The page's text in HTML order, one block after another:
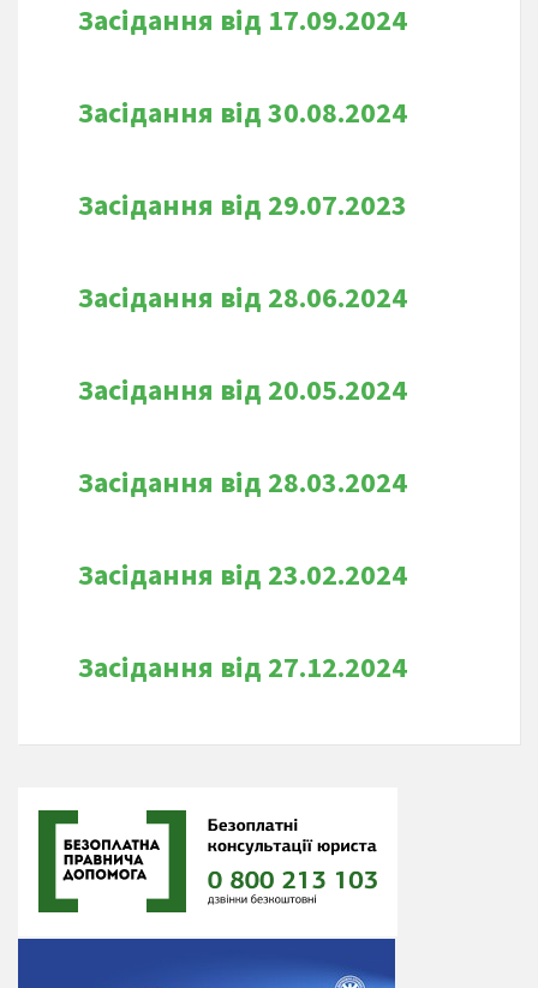
Засідання від 17.09.2024
Засідання від 30.08.2024
Засідання від 29.07.2023
Засідання від 28.06.2024
Засідання від 20.05.2024
Засідання від 28.03.2024
Засідання від 23.02.2024
Засідання від 27.12.2024